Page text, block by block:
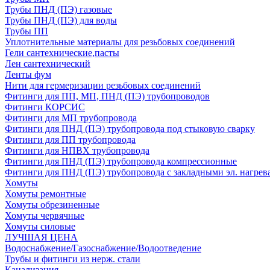
Трубы ПНД (ПЭ) газовые
Трубы ПНД (ПЭ) для воды
Трубы ПП
Уплотнительные материалы для резьбовых соединений
Гели сантехнические,пасты
Лен сантехнический
Ленты фум
Нити для гермеризации резьбовых соединений
Фитинги для ПП, МП, ПНД (ПЭ) трубопроводов
Фитинги КОРСИС
Фитинги для МП трубопровода
Фитинги для ПНД (ПЭ) трубопровода под стыковую сварку
Фитинги для ПП трубопровода
Фитинги для НПВХ трубопровода
Фитинги для ПНД (ПЭ) трубопровода компрессионные
Фитинги для ПНД (ПЭ) трубопровода с закладными эл.
Хомуты
Хомуты ремонтные
Хомуты обрезиненные
Хомуты червячные
Хомуты силовые
ЛУЧШАЯ ЦЕНА
Водоснабжение/Газоснабжение/Водоотведение
Трубы и фитинги из нерж. стали